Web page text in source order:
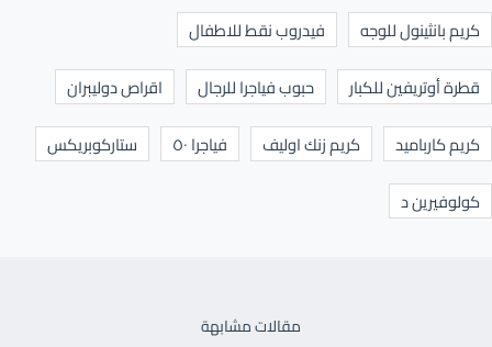
كريم بانثينول للوجه
فيدروب نقط للاطفال
قطرة أوتريفين للكبار
حبوب فياجرا للرجال
اقراص دوليبران
كريم كارباميد
كريم زنك اوليف فياجرا ٥٠
ستاركوبريكس
كولوفيرين د
مقالات مشابهة